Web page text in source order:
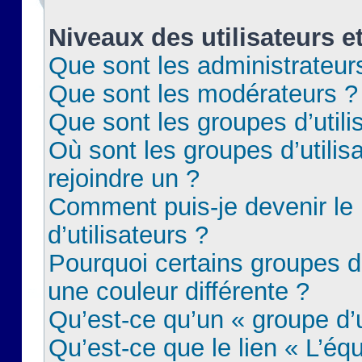
Niveaux des utilisateurs
Que sont les
Que sont les modérateurs ?
Que sont les groupes
Où sont les groupes
rejoindre un ?
Comment puis-je devenir le
d’utilisateurs ?
Pourquoi certains groupes
une couleur différente ?
Qu’est-ce qu’un « groupe
Qu’est-ce que le lien «